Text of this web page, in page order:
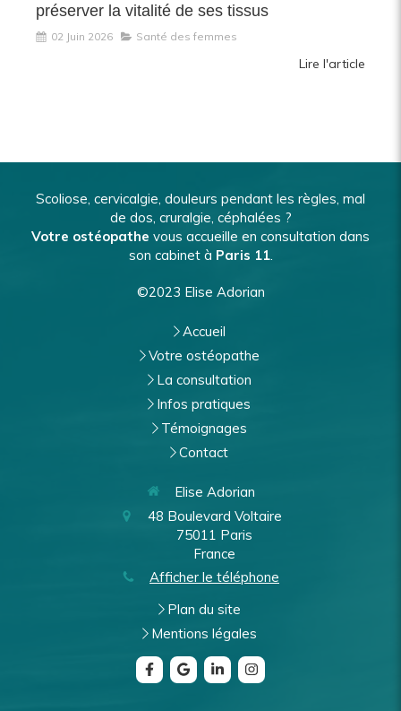
préserver la vitalité de ses tissus
02 Juin 2026 Santé des femmes
Lire l'article
Scoliose, cervicalgie, douleurs pendant les règles, mal
de dos, cruralgie, céphalées ?
Votre ostéopathe vous accueille en consultation dans
son cabinet à Paris 11.
©2023 Elise Adorian
Accueil
Votre ostéopathe
La consultation
Infos pratiques
Témoignages
Contact
Elise Adorian
48 Boulevard Voltaire
75011 Paris
France
Afficher le téléphone
Plan du site
Mentions légales